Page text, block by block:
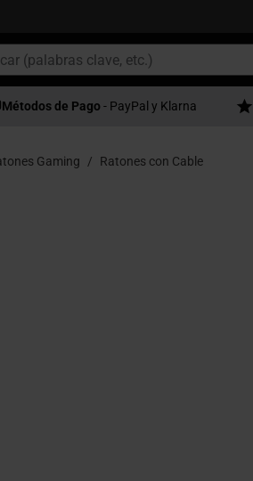
Métodos de Pago - PayPal y Klarna
Gaming Ratones con Cable